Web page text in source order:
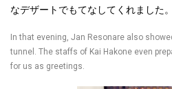
なデザートでもてなしてくれました。
In that evening, Jan Resonare also
tunnel. The staffs of Kai Hakone even
for us as greetings.